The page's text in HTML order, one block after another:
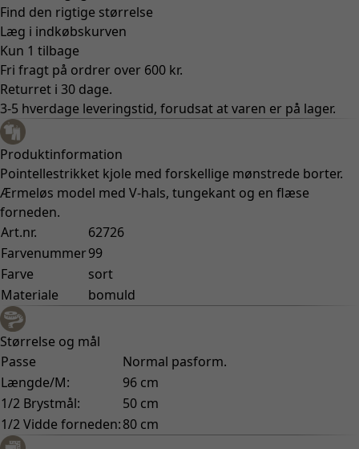
Find den rigtige størrelse
Læg i indkøbskurven
Kun 1 tilbage
Fri fragt på ordrer over 600 kr.
Returret i 30 dage.
3-5 hverdage leveringstid, forudsat at varen er på lager.
Produktinformation
Pointellestrikket kjole med forskellige mønstrede borter.
Ærmeløs model med V-hals, tungekant og en flæse
forneden.
Art.nr.
62726
Farvenummer99
Farve
sort
Materiale
bomuld
Størrelse og mål
Passe
Normal pasform.
Længde/M:
96 cm
1/2 Brystmål:
50 cm
1/2 Vidde forneden:80 cm